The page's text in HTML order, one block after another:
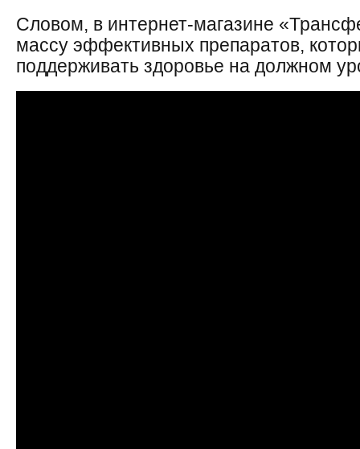
Словом, в интернет-магазине
массу эффективных препаратов,
поддерживать здоровье на должном